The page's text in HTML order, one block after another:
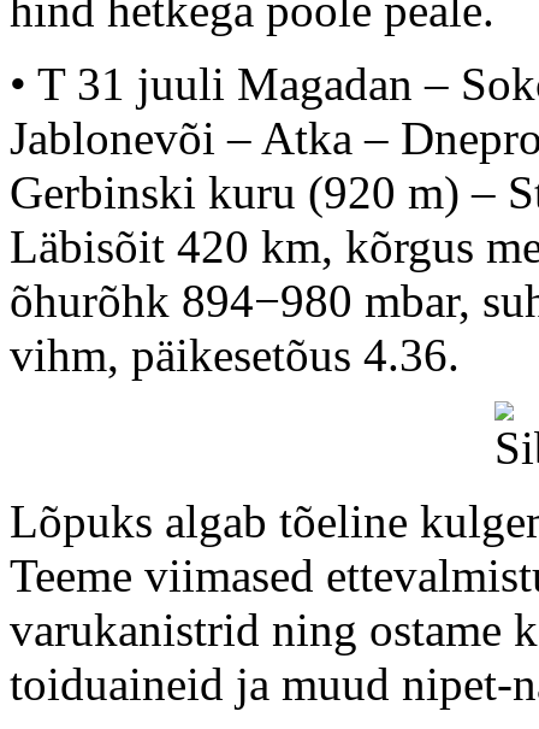
• T 31 juuli Magadan –
Jablonevõi – Atka –
Gerbinski kuru (920 m) –
Läbisõit 420 km, kõrgus
õhurõhk 894−980 mbar,
vihm, päikesetõus 4.36.
Lõpuks algab tõeline
Teeme viimased
varukanistrid ning ostame
toiduaineid ja muud nipet-